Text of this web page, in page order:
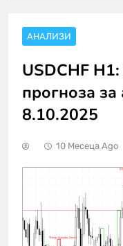
АНАЛИЗИ
USDCHF
прогноза за
8.10.2025
10 Месеца Ago